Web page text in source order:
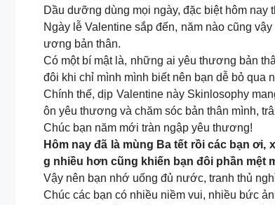
Dầu dưỡng dùng mọi ngày, đặc biệt hôm
Ngày lễ Valentine sắp đến, năm nào cũng
ương bản thân.
Có một bí mật là, những ai yêu thương bản
đôi khi chỉ mình mình biết nên bạn dễ bỏ qua
Chính thế, dịp Valentine này Skinlosophy
ôn yêu thương và chăm sóc bản thân mình,
Chúc bạn năm mới tràn ngập yêu thương!
Hôm nay đã là mùng Ba tết rồi các bạn
g nhiều hơn cũng khiến bạn đôi phần mệt
Vậy nên bạn nhớ uống đủ nước, tranh thủ
Chúc các bạn có nhiều niềm vui, nhiều bức